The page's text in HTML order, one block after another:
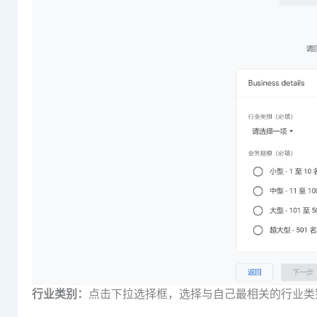
行业类别： 点击下拉选择框，选择与自己最相关的行业